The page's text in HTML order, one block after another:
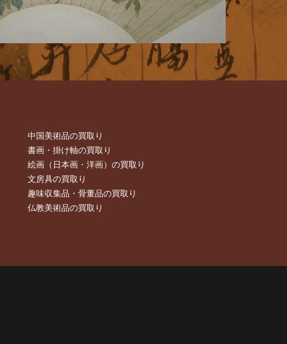
中国美術品の買取り
書画・掛け軸の買取り
絵画（日本画・洋画）の買取り
文房具の買取り
趣味収集品・骨董品の買取り
仏教美術品の買取り